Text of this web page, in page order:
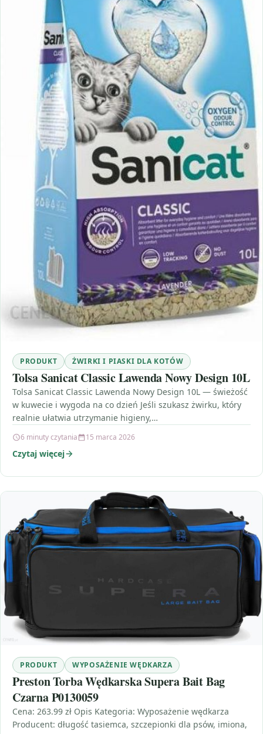
PRODUKT ŻWIRKI I PIASKI DLA KOTÓW
Tolsa Sanicat Classic Lawenda Nowy Design 10L
Tolsa Sanicat Classic Lawenda Nowy Design 10L — świeżość
w kuwecie i wygoda na co dzień Jeśli szukasz żwirku, który
realnie ułatwia utrzymanie higieny,…
6 minuty czytania 15 marca 2026
Czytaj więcej
PRODUKT WYPOSAŻENIE WĘDKARZA
Preston Torba Wędkarska Supera Bait Bag
Czarna P0130059
Cena: 263.99 zł Opis Kategoria: Wyposażenie wędkarza
Producent: długość tasiemca, szczepionki dla psów, imiona,